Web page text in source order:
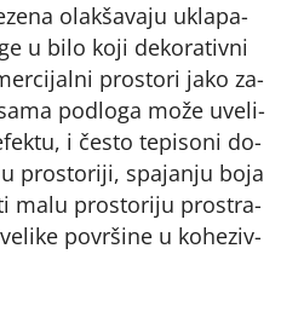
olak­ša­va­ju ukla­pa­
u bi­lo ko­ji de­ko­ra­tiv­ni
pro­sto­ri ja­ko za­
pod­lo­ga mo­že uve­li­
i če­sto te­pi­so­ni do­
pro­sto­ri­ji, spa­ja­nju bo­ja
ma­lu pro­sto­ri­ju pro­stra­
po­vr­ši­ne u ko­he­ziv­